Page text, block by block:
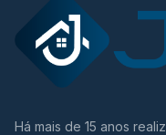
Há mais de 15 anos